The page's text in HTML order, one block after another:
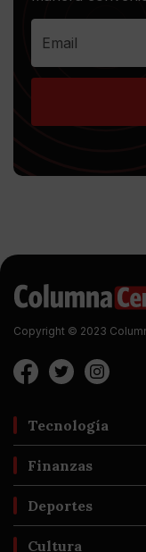
Copyright © 2023
Tecnología
Finanzas
Deportes
Cultura